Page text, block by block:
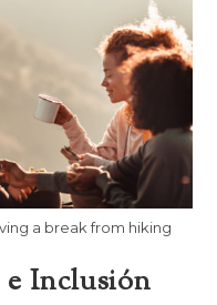
a break from hiking
Inclusión